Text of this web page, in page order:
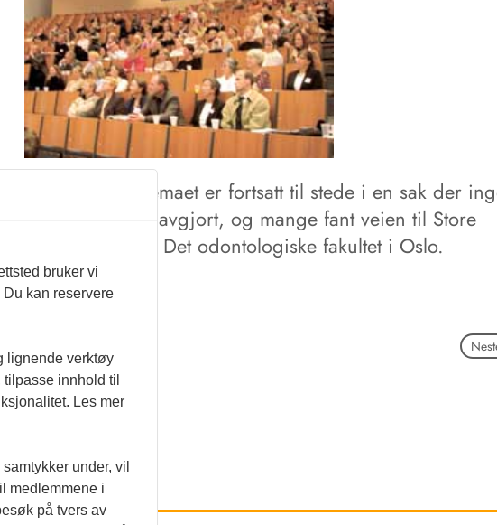
Interessen for temaet er fortsatt til stede i en sak der
egentlig er helt avgjort, og mange fant veien til Store
Auditorium ved Det odontologiske fakultet i Oslo.
bruker vi
kan reservere
lignende verktøy
innhold til
Les mer
under, vil
medlemmene i
på tvers av